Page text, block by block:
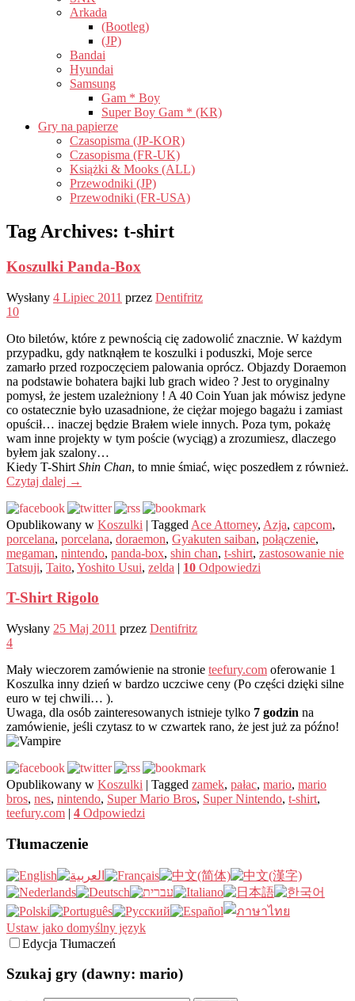
Arkada
(Bootleg)
(JP)
Bandai
Hyundai
Samsung
Gam * Boy
Super Boy Gam * (KR)
Gry na papierze
Czasopisma (JP-KOR)
Czasopisma (FR-UK)
Książki & Mooks (ALL)
Przewodniki (JP)
Przewodniki (FR-USA)
Tag Archives: t-shirt
Koszulki Panda-Box
Wysłany 4 Lipiec 2011 przez Dentifritz
10
Oto biletów, które z pewnością cię zadowolić znacznie. W każdym
przypadku, gdy natknąłem te koszulki i poduszki, Moje serce
zamarło przed rozpoczęciem palowania oprócz. Objazdy Doraemon
na podstawie bohatera bajki lub grach wideo ? Jest to oryginalny
pomysł, że jestem uzależniony ! A 40 Coin Yuan jak mówisz jedyne
co ostatecznie było uzasadnione, że ciężar mojego bagażu i zamiast
opuścił… inaczej będzie Brałem wiele innych. Poza tym, pokażę
wam inne projekty w tym poście (wyciąg) a zrozumiesz, dlaczego
byłem jak szalony…
Kiedy T-Shirt Shin Chan, to mnie śmiać, więc poszedłem z również.
Czytaj dalej →
Opublikowany w Koszulki | Tagged Ace Attorney, Azja, capcom,
porcelana, porcelana, doraemon, Gyakuten saiban, połączenie,
megaman, nintendo, panda-box, shin chan, t-shirt, zastosowanie nie
Tatsuji, Taito, Yoshito Usui, zelda | 10 Odpowiedzi
T-Shirt Rigolo
Wysłany 25 Maj 2011 przez Dentifritz
4
Mały wieczorem zamówienie na stronie teefury.com oferowanie 1
Koszulka inny dzień w bardzo uczciwe ceny (Po części dzięki silne
euro w tej chwili… ).
Uwaga, dla osób zainteresowanych istnieje tylko 7 godzin na
zamówienie, jeśli czytasz to w czwartek rano, że jest już za późno!
Opublikowany w Koszulki | Tagged zamek, pałac, mario, mario
bros, nes, nintendo, Super Mario Bros, Super Nintendo, t-shirt,
teefury.com | 4 Odpowiedzi
Tłumaczenie
Ustaw jako domyślny język
Edycja Tłumaczeń
Szukaj gry (dawny: mario)